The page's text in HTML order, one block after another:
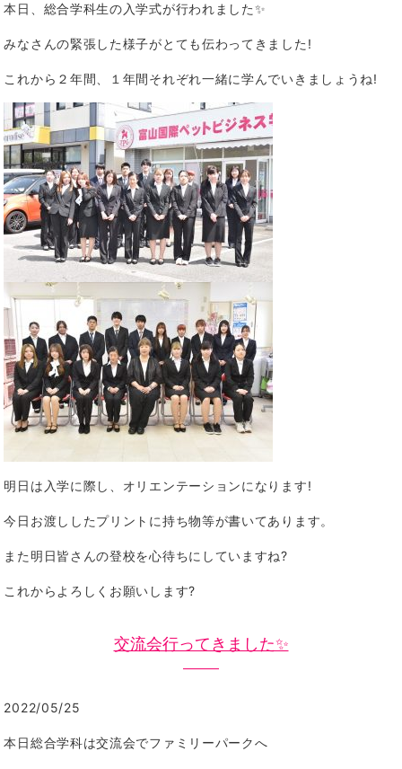
本日、総合学科生の入学式が行われました✨
みなさんの緊張した様子がとても伝わってきました!
これから２年間、１年間それぞれ一緒に学んでいきましょうね!
明日は入学に際し、オリエンテーションになります!
今日お渡ししたプリントに持ち物等が書いてあります。
また明日皆さんの登校を心待ちにしていますね?
これからよろしくお願いします?
交流会行ってきました✨
2022/05/25
本日総合学科は交流会でファミリーパークへ